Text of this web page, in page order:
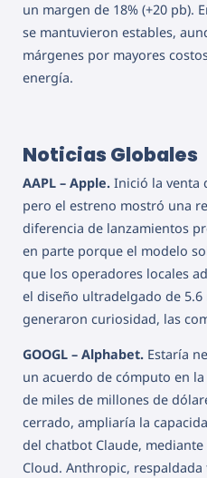
un margen de 18% (+20 pb).
se mantuvieron estables,
márgenes por mayores
energía.
Noticias Globales
AAPL – Apple. Inició la venta
pero el estreno mostró una
diferencia de lanzamientos
en parte porque el modelo
que los operadores locales
el diseño ultradelgado de
generaron curiosidad, las
GOOGL – Alphabet. Estaría
un acuerdo de cómputo en
de miles de millones de
cerrado, ampliaría la
del chatbot Claude,
Cloud. Anthropic,